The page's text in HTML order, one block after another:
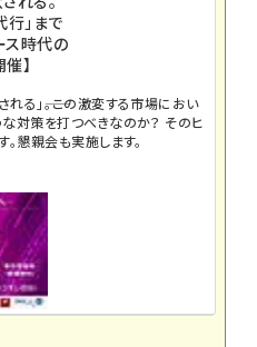
行」まで
ス時代の
】
る」――。この激変する市場におい
な対策を打つべきなのか？ そのヒ
懇親会も実施します。